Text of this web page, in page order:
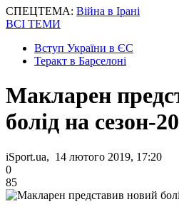
СПЕЦТЕМА: Війна в Ірані
ВСІ ТЕМИ
Вступ України в ЄС
Теракт в Барселоні
Макларен
болід на сезон-
iSport.ua, 14 лютого 2019, 17:20
0
85